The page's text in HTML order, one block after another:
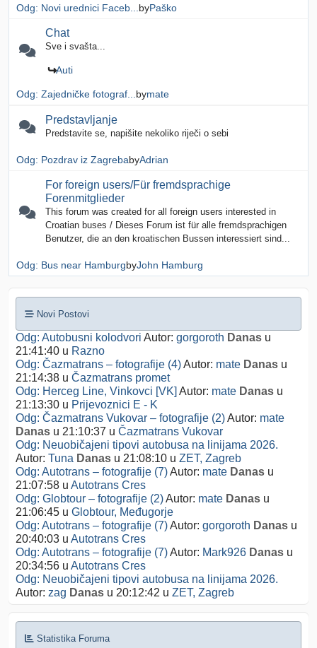
Odg: Novi urednici Faceb... byPaško
Chat
Sve i svašta...
Auti
Odg: Zajedničke fotograf... bymate
Predstavljanje
Predstavite se, napišite nekoliko riječi o sebi
Odg: Pozdrav iz ZagrebabyAdrian
For foreign users/Für fremdsprachige
Forenmitglieder
This forum was created for all foreign users interested in
Croatian buses / Dieses Forum ist für alle fremdsprachigen
Benutzer, die an den kroatischen Bussen interessiert sind...
Odg: Bus near HamburgbyJohn Hamburg
Novi Postovi
Odg: Autobusni kolodvori Autor: gorgoroth Danas u
21:41:40 u Razno
Odg: Čazmatrans – fotografije (4)Autor: mate Danas u
21:14:38 u Čazmatrans promet
Odg: Herceg Line, Vinkovci [VK] Autor: mate Danas u
21:13:30 u Prijevoznici E - K
Odg: Čazmatrans Vukovar – fotografije (2)Autor: mate
Danas u 21:10:37 u Čazmatrans Vukovar
Odg: Neuobičajeni tipovi autobusa na linijama 2026.
Autor: Tuna Danas u 21:08:10 u ZET, Zagreb
Odg: Autotrans – fotografije (7)Autor: mate Danas u
21:07:58 u Autotrans Cres
Odg: Globtour – fotografije (2)Autor: mate Danas u
21:06:45 u Globtour, Međugorje
Odg: Autotrans – fotografije (7)Autor: gorgoroth Danas u
20:40:03 u Autotrans Cres
Odg: Autotrans – fotografije (7)Autor: Mark926 Danas u
20:34:56 u Autotrans Cres
Odg: Neuobičajeni tipovi autobusa na linijama 2026.
Autor: zag Danas u 20:12:42 u ZET, Zagreb
Statistika Foruma